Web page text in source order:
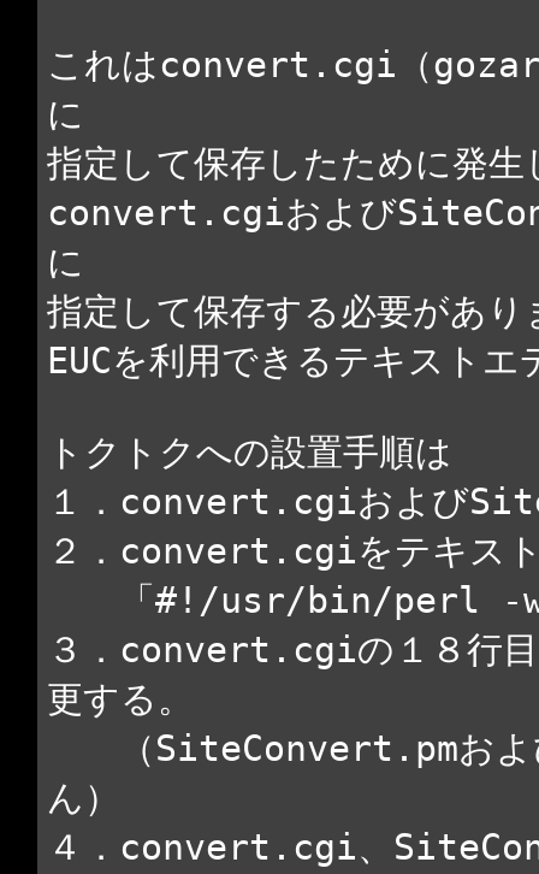
これはconvert.cgi（
に
指定して保存したために発
convert.cgiおよび
に
指定して保存する必要があり
EUCを利用できるテキスト
トクトクへの設置手順は
１．convert.cgiおよび
２．convert.cgiをテキス
「#!/usr/bin/perl -wT
３．convert.cgiの１８
更する。
（SiteConvert.pmおよ
ん）
４．convert.cgi、